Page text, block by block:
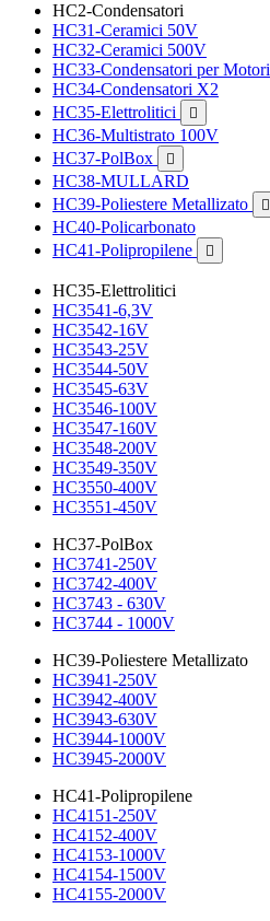
HC2-Condensatori
HC31-Ceramici 50V
HC32-Ceramici 500V
HC33-Condensatori per Motori
HC34-Condensatori X2
HC35-Elettrolitici

HC36-Multistrato 100V
HC37-PolBox

HC38-MULLARD
HC39-Poliestere Metallizato

HC40-Policarbonato
HC41-Polipropilene

HC35-Elettrolitici
HC3541-6,3V
HC3542-16V
HC3543-25V
HC3544-50V
HC3545-63V
HC3546-100V
HC3547-160V
HC3548-200V
HC3549-350V
HC3550-400V
HC3551-450V
HC37-PolBox
HC3741-250V
HC3742-400V
HC3743 - 630V
HC3744 - 1000V
HC39-Poliestere Metallizato
HC3941-250V
HC3942-400V
HC3943-630V
HC3944-1000V
HC3945-2000V
HC41-Polipropilene
HC4151-250V
HC4152-400V
HC4153-1000V
HC4154-1500V
HC4155-2000V